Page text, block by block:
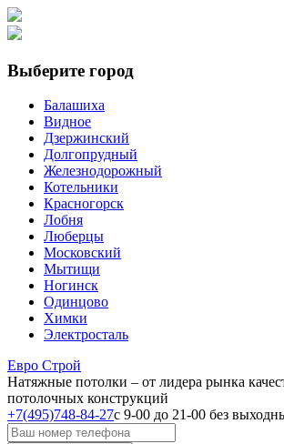
Выберите город
Балашиха
Видное
Дзержинский
Долгопрудный
Железнодорожный
Котельники
Красногорск
Лобня
Люберцы
Московский
Мытищи
Ногинск
Одинцово
Химки
Электросталь
Евро Строй
Натяжные потолки – от лидера рынка
потолочных конструкций
+7(495)748-84-27с 9-00 до 21-00 без